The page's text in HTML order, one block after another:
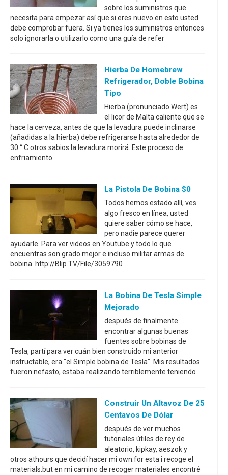
sobre los suministros que
necesita para empezar así que si eres nuevo en esto usted
debe comprobar fuera. Si ya tienes los suministros entonces
solo ignorarla o utilizarlo como una guía de refer
Hierba De Homebrew
Refrigerador, Doble Bobina
Tipo
Hierba (pronunciado Wert) es
el licor de Malta caliente que se
hace la cerveza, antes de que la levadura puede inclinarse
(añadidas a la hierba) debe refrigerarse hasta alrededor de
30 ° C otros sabios la levadura morirá. Este proceso de
enfriamiento
La Pistola De Bobina $0
Todos hemos estado allí, ves
algo fresco en línea, usted
quiere saber cómo se hace,
pero nadie parece querer
ayudarle. Para ver videos en Youtube y todo lo que
encuentras son grado mejor e incluso militar armas de
bobina. http://Blip.TV/File/3059790
La Bobina De Tesla Simple
Mejorado
después de finalmente
encontrar algunas buenas
fuentes sobre bobinas de
Tesla, partí para ver cuán bien construido mi anterior
instructable, era "el Simple bobina de Tesla". Mis resultados
fueron nefasto, estaba realizando terriblemente teniendo
Construir Un Altavoz De 25
Centavos De Dólar
después de ver muchos
tutoriales útiles de rey de
aleatorio, kipkay, aeszok y
otros athours que decidí hacer mi own.for esta i recoge el
materials.but en mi camino de recoger materiales encontré